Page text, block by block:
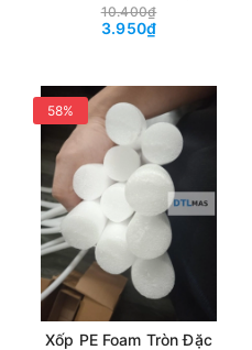
Xốp Chèn Khe, Tạo Hình
Decor, Handmade & May
10.400₫
3.950₫
58%
Xốp PE Foam Tròn Đặc